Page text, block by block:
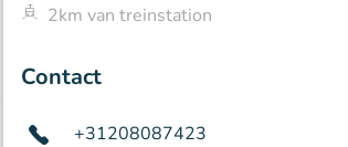
2km van treinstation
Contact
+31208087423